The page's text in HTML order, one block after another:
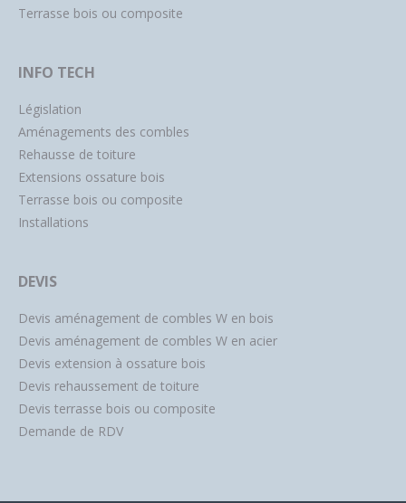
Terrasse bois ou composite
INFO TECH
Législation
Aménagements des combles
Rehausse de toiture
Extensions ossature bois
Terrasse bois ou composite
Installations
DEVIS
Devis aménagement de combles W en bois
Devis aménagement de combles W en acier
Devis extension à ossature bois
Devis rehaussement de toiture
Devis terrasse bois ou composite
Demande de RDV